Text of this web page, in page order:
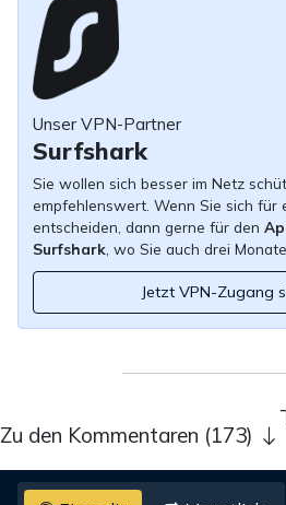
Unser VPN-Partner
Surfshark
Sie wollen sich besser im Netz
empfehlenswert. Wenn Sie sich für
entscheiden, dann gerne für den
Surfshark, wo Sie auch drei
Jetzt VPN-Zugang
Zu den Kommentaren (173)